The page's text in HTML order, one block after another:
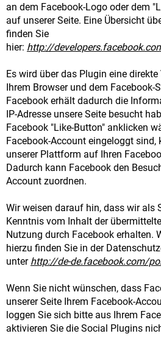
an dem Facebook-Logo oder dem
auf unserer Seite. Eine Übersicht
finden Sie
hier: http://
Es wird über das Plugin eine
Ihrem Browser und dem Facebook-
Facebook erhält dadurch die
IP-Adresse unsere Seite besucht
Facebook "Like-Button" anklicken
Facebook-Account eingeloggt sind,
unserer Plattform auf Ihren
Dadurch kann Facebook den
Account zuordnen.
Wir weisen darauf hin, dass wir als
Kenntnis vom Inhalt der
Nutzung durch Facebook erhalten.
hierzu finden Sie in der
unter http://de-de.facebook.com/
Wenn Sie nicht wünschen, dass
unserer Seite Ihrem Facebook-
loggen Sie sich bitte aus Ihrem
aktivieren Sie die Social Plugins